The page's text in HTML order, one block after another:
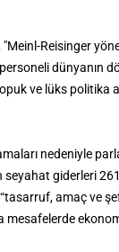
Reisinger
personeli
ve lüks politika
nedeniyle
seyahat giderleri
amaç ve